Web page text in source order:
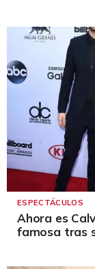
ESPECTÁCULOS
Ahora es
famosa tras